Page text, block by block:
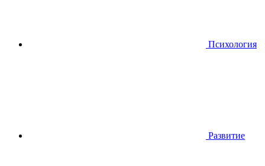
Психология
Развитие